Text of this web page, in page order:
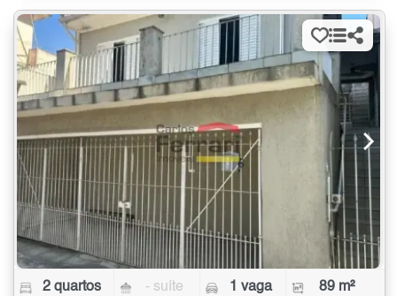
2 quartos - suíte 1 vaga 89 m²